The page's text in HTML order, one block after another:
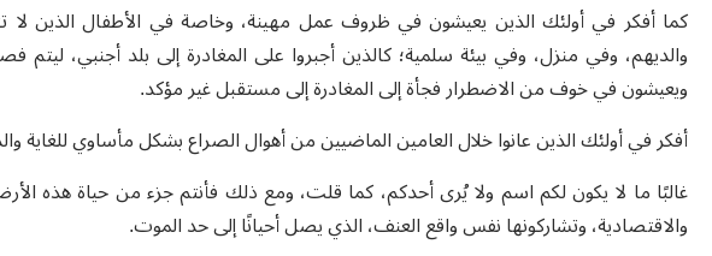
كما أفكر في أولئك الذين يعيشون في ظروف عمل مهينة، وخاصة في الأطفال الذين
والديهم، وفي منزل، وفي بيئة سلمية؛ كالذين أجبروا على المغادرة إلى بلد أجنبي،
ويعيشون في خوف من الاضطرار فجأة إلى المغادرة إلى مستقبل غير مؤكد.
أفكر في أولئك الذين عانوا خلال العامين الماضيين من أهوال الصراع بشكل مأساوي للغاية
غالبًا ما لا يكون لكم اسم ولا يُرى أحدكم، كما قلت، ومع ذلك فأنتم جزء من حياة هذه
والاقتصادية، وتشاركونها نفس واقع العنف، الذي يصل أحيانًا إلى حد الموت.